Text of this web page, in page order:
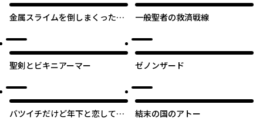
金属スライムを倒しまくった俺
一般聖者の救済戦線
聖剣とビキニアーマー ゼノンザード
バツイチだけど年下と恋してい
結末の国のアトー